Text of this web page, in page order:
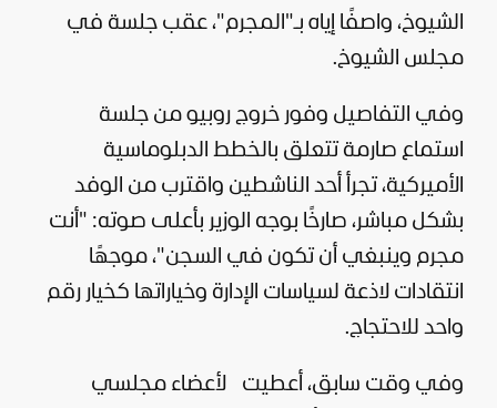
الشيوخ، واصفًا إياه بـ"المجرم"، عقب جلسة في
مجلس الشيوخ.
وفي التفاصيل وفور خروج روبيو من جلسة
استماع صارمة تتعلق بالخطط الدبلوماسية
الأميركية، تجرأ أحد الناشطين واقترب من الوفد
بشكل مباشر، صارخًا بوجه الوزير بأعلى صوته: "أنت
مجرم وينبغي أن تكون في السجن"، موجهًا
انتقادات لاذعة لسياسات الإدارة وخياراتها كخيار رقم
واحد للاحتجاج.
وفي وقت سابق، أعطيت لأعضاء مجلسي